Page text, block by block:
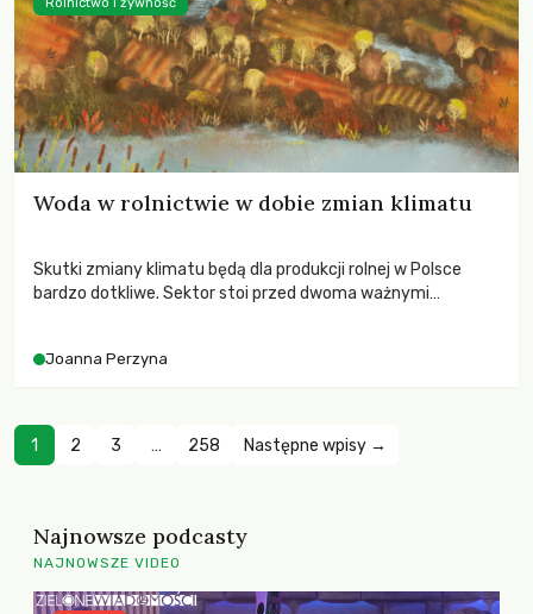
Woda w rolnictwie w dobie zmian klimatu
Skutki zmiany klimatu będą dla produkcji rolnej w Polsce
bardzo dotkliwe. Sektor stoi przed dwoma ważnymi
zachodzących zmian klimatycznych. Wymagać to będzie
Joanna Perzyna
1 2 3 … 258 Następne wpisy →
Najnowsze podcasty
NAJNOWSZE VIDEO